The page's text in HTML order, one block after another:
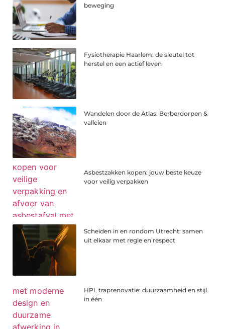
beweging
Fysiotherapie Haarlem: de sleutel tot
herstel en een actief leven
Wandelen door de Atlas: Berberdorpen &
valleien
Asbestzakken kopen: jouw beste keuze
voor veilig verpakken
Scheiden in en rondom Utrecht: samen
uit elkaar met regie en respect
HPL traprenovatie: duurzaamheid en stijl
in één